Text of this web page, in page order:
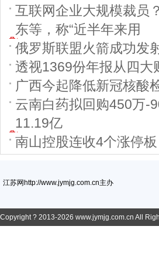
互联网企业大规模裁员
东等，称“近半年来用
俄罗斯联盟火箭成功发
透视1369份年报从四大
广西今起降低新冠核酸
云南白药拟回购450万-
11.19亿
南山控股连收4个涨停板
江苏网http://www.jymjg.com.cn主办
Copyright ? 2013-2026 www.jymjg.com.cn All